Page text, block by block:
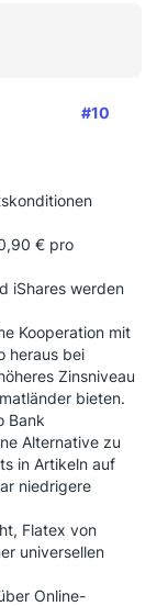
#10
€ pro
iShares werden
Kooperation mit
heraus bei
Zinsniveau
bieten.
Bank
Alternative zu
in Artikeln auf
niedrigere
Flatex von
universellen
Online-